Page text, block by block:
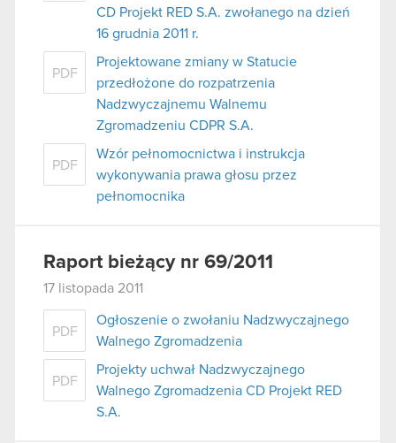
CD Projekt RED S.A. zwołanego na dzień
16 grudnia 2011 r.
PDF
Projektowane zmiany w Statucie
przedłożone do rozpatrzenia
Nadzwyczajnemu Walnemu
Zgromadzeniu CDPR S.A.
PDF
Wzór pełnomocnictwa i instrukcja
wykonywania prawa głosu przez
pełnomocnika
Raport bieżący nr 69/2011
17 listopada 2011
PDF
Ogłoszenie o zwołaniu Nadzwyczajnego
Walnego Zgromadzenia
PDF
Projekty uchwał Nadzwyczajnego
Walnego Zgromadzenia CD Projekt RED
S.A.